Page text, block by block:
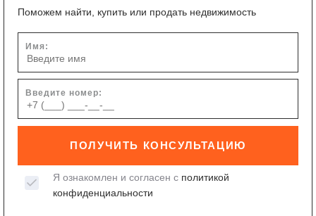
Поможем найти, купить или продать недвижимость
Имя:
Введите номер:
ПОЛУЧИТЬ КОНСУЛЬТАЦИЮ
Я ознакомлен и согласен с политикой
конфиденциальности